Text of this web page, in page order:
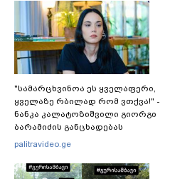
"სა­მარ­ცხვი­ნოა ეს ყვე­ლა­ფე­რი,
ყვე­ლა­ზე რბი­ლად რომ ვთქვა!" -
ნანკა კალატოზიშვილი გიორგი
ბარამიძის განცხადებას
ეხმაურება
palitravideo.ge